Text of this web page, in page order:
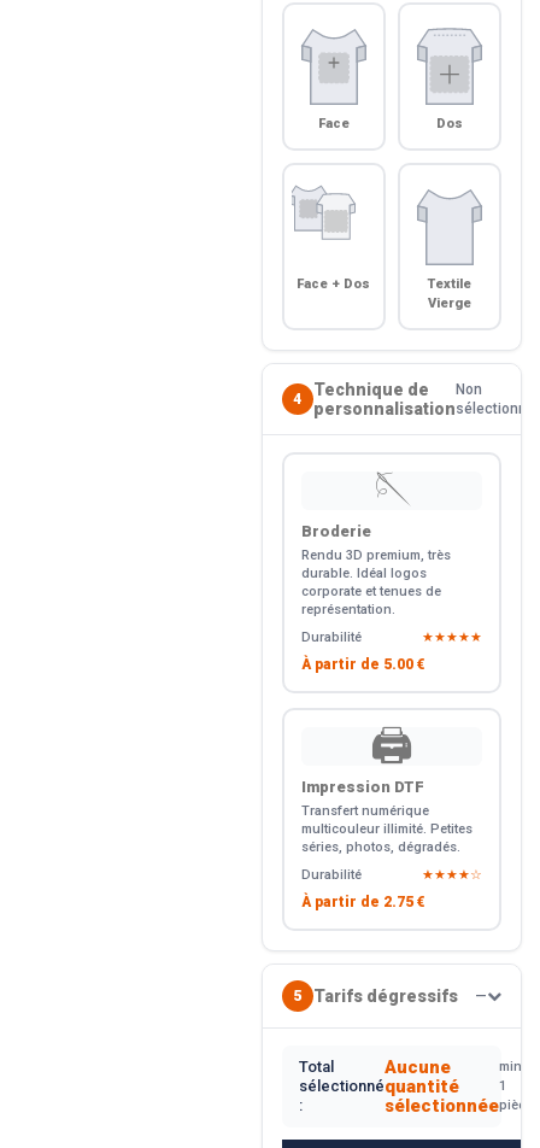
Face Dos
Face + Dos
Textile
Vierge
4
Technique de
personnalisation
Non
sélectionné
🪡
Broderie
Rendu 3D premium, très
durable. Idéal logos
corporate et tenues de
représentation.
Durabilité
★★★★★
À partir de 5.00 €
🖨️
Impression DTF
Transfert numérique
multicouleur illimité. Petites
séries, photos, dégradés.
Durabilité
★★★★☆
À partir de 2.75 €
5 Tarifs dégressifs —
Total
sélectionné
:
Aucune
quantité
sélectionnée
min.
1
pièce